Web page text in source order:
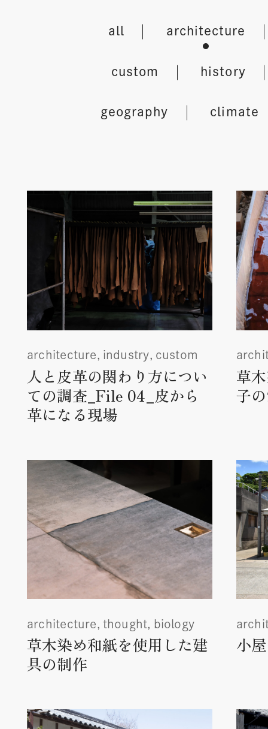
all architecture
custom history
geography climate
architecture industry custom
人と皮革の関わり方につい
ての調査_File 04_皮から
革になる現場
草
子
architecture thought biology
草木染め和紙を使用した建
具の制作
小